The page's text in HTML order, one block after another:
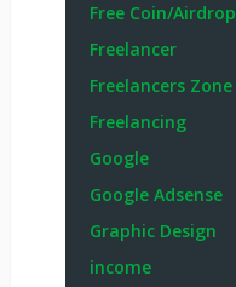
Free Coin/Airdrop
Freelancer
Freelancers Zone
Freelancing
Google
Google Adsense
Graphic Design
income